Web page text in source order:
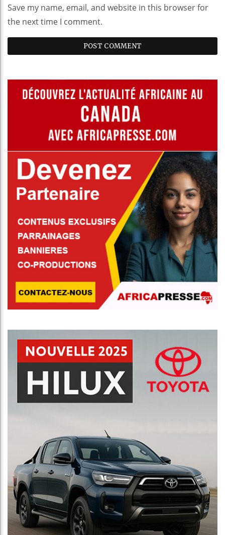
Save my name, email, and website in this browser for
the next time I comment.